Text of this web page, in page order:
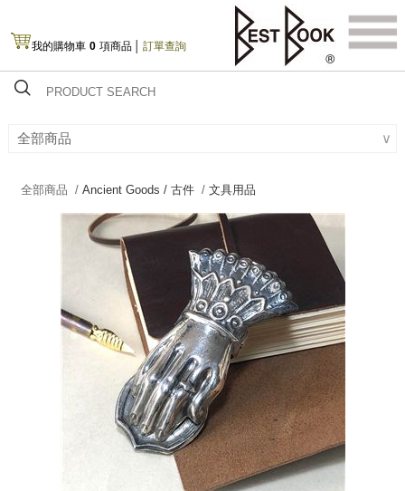
我的購物車 0 項商品 訂單查詢
全部商品 ∨
全部商品 / Ancient Goods / 古件/ 文具用品